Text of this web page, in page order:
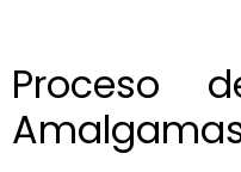
Proceso